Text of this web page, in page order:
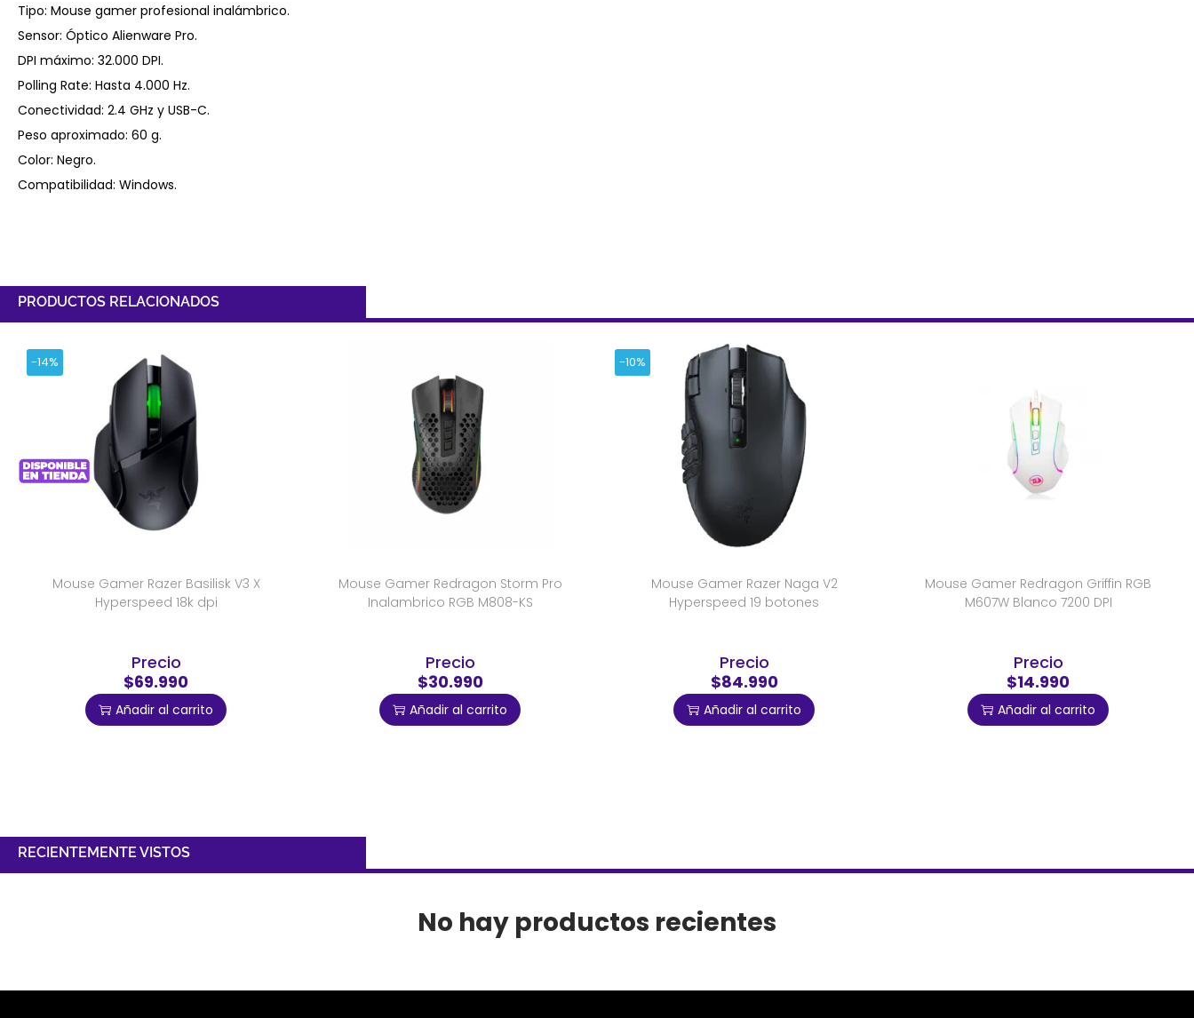
Tipo: Mouse gamer profesional inalámbrico.
Sensor: Óptico Alienware Pro.
DPI máximo: 32.000 DPI.
Polling Rate: Hasta 4.000 Hz.
Conectividad: 2.4 GHz y USB-C.
Peso aproximado: 60 g.
Color: Negro.
Compatibilidad: Windows.
PRODUCTOS RELACIONADOS
-14%
Mouse Gamer Razer Basilisk V3 X
Hyperspeed 18k dpi
Precio
$69.990
Añadir al carrito
Mouse Gamer Redragon Storm Pro
Inalambrico RGB M808-KS
Precio
$30.990
Añadir al carrito
-10%
Mouse Gamer Razer Naga V2
Hyperspeed 19 botones
Precio
$84.990
Añadir al carrito
Mouse Gamer Redragon Griffin RGB
M607W Blanco 7200 DPI
Precio
$14.990
Añadir al carrito
RECIENTEMENTE VISTOS
No hay productos recientes